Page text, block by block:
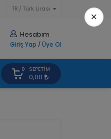
TR Türk Lirası
Hesabım
Giriş Yap / Üye Ol
0 SEPETIM
0,00
×